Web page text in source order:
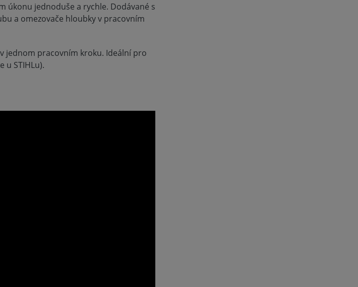
úkonu jednoduše a rychle. Dodávané s
a omezovače hloubky v pracovním
jednom pracovním kroku. Ideální pro
u STIHLu).